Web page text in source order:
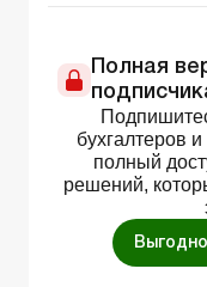
Полная
бухгалтеров
полный
решений,